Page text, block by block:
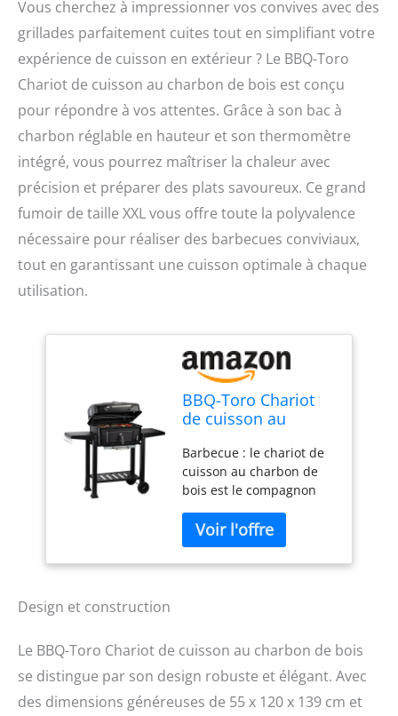
Vous cherchez à impressionner vos convives avec des
grillades parfaitement cuites tout en simplifiant votre
expérience de cuisson en extérieur ? Le BBQ-Toro
Chariot de cuisson au charbon de bois est conçu
pour répondre à vos attentes. Grâce à son bac à
charbon réglable en hauteur et son thermomètre
intégré, vous pourrez maîtriser la chaleur avec
précision et préparer des plats savoureux. Ce grand
fumoir de taille XXL vous offre toute la polyvalence
nécessaire pour réaliser des barbecues conviviaux,
tout en garantissant une cuisson optimale à chaque
utilisation.
BBQ-Toro Chariot
de cuisson au
avec bac à charbon
réglable en hauteur,
couvercle,
thermomètre, taille
XXL, grand fumoir
de barbecue
Barbecue : le chariot de
cuisson au charbon de
bois est le compagnon
idéal pour tous ceux qui
veulent profiter du
spectre complet du
barbecue et bien plus
indirectement, mais
aussi de fumer, cuire,
mijoter au four et de
Design et construction
Le BBQ-Toro Chariot de cuisson au charbon de bois
se distingue par son design robuste et élégant. Avec
des dimensions généreuses de 55 x 120 x 139 cm et